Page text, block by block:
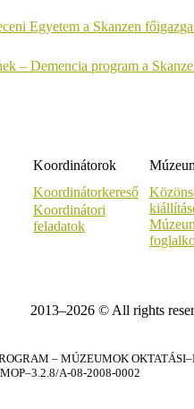
Egyetem a Skanzen
– Demencia program a
Koordinátorok
Koordinátorkereső
Koordinátori
feladatok
2013–2026 © All rights
– MÚZEUMOK
A-08-2008-0002